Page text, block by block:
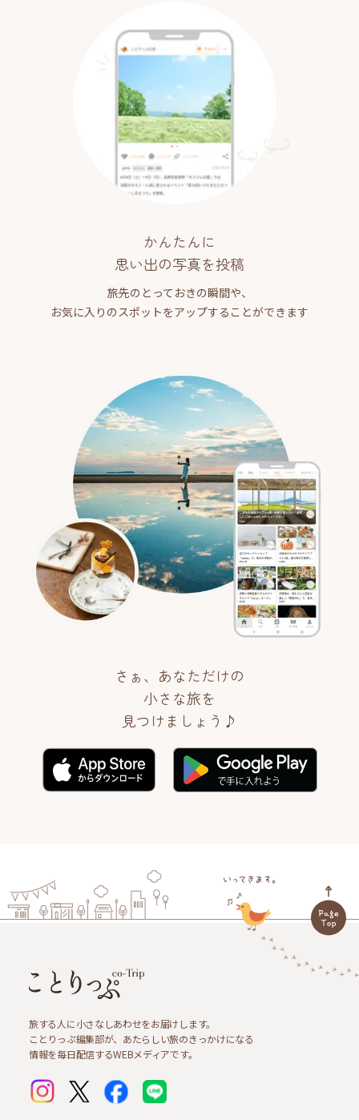
かんたんに
思い出の写真を投稿
旅先のとっておきの瞬間や、
お気に入りのスポットをアップすることができます
さぁ、あなただけの
小さな旅を
見つけましょう♪
旅する人に小さなしあわせをお届けします。
ことりっぷ編集部が、あたらしい旅のきっかけになる
情報を毎日配信するWEBメディアです。